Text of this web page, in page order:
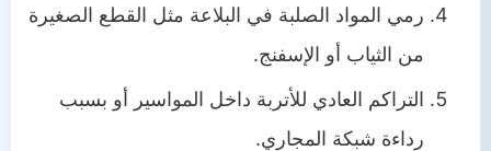
رمي المواد الصلبة في البلاعة مثل القطع الصغيرة
من الثياب أو الإسفنج.
التراكم العادي للأتربة داخل المواسير أو بسبب
رداءة شبكة المجاري.